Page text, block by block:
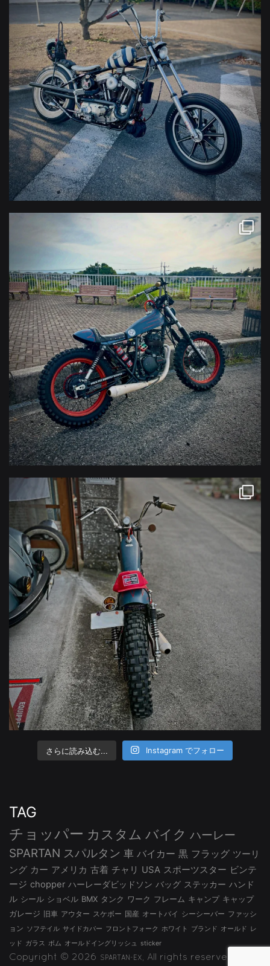
さらに読み込む... Instagram でフォロー
TAG
チョッパー カスタム バイク ハーレー
SPARTAN スパルタン 車 バイカー 黒 フラッグ ツーリ
ング カー アメリカ 古着 チャリ USA スポーツスター ビンテ
ージ chopper ハーレーダビッドソン バッグ ステッカー ハンド
ル シール ショベル BMX タンク ワーク フレーム キャンプ キャップ
ガレージ 旧車 アウター スケボー 国産 オートバイ シーシーバー ファッシ
ョン ソフテイル サイドカバー フロントフォーク ホワイト ブランド オールド レ
ッド ガラス ボム オールドイングリッシュ sticker
Copyright © 2026 SPARTAN-EX
, All rights reserved.